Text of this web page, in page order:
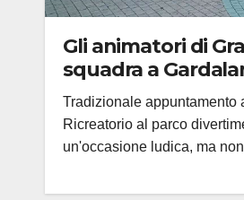
Gli animatori di
squadra a
Tradizionale appuntamento
Ricreatorio al parco
un'occasione ludica, ma